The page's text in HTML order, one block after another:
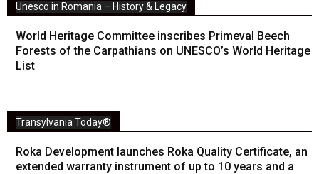
Unesco in Romania – History & Legacy
World Heritage Committee inscribes Primeval Beech
Forests of the Carpathians on UNESCO’s World Heritage
List
Transylvania Today®
Roka Development launches Roka Quality Certificate, an
extended warranty instrument of up to 10 years and a